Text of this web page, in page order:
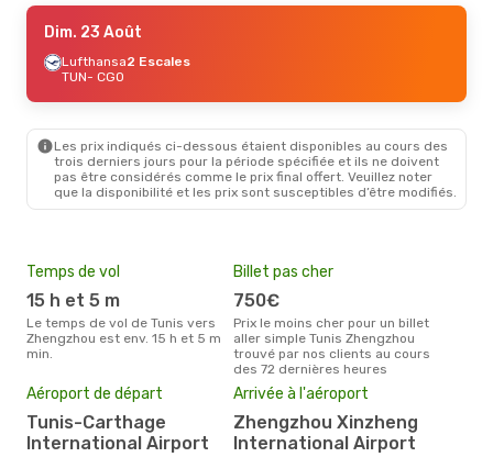
Dim. 23 Août
Lufthansa2 Escales
TUN- CGO
Les prix indiqués ci-dessous étaient disponibles au cours des
trois derniers jours pour la période spécifiée et ils ne doivent
pas être considérés comme le prix final offert. Veuillez noter
que la disponibilité et les prix sont susceptibles d’être modifiés.
Temps de vol
15 h et 5 m
Le temps de vol de Tunis vers
Zhengzhou est env. 15 h et 5 m
min.
Billet pas cher
750€
Prix le moins cher pour un billet
aller simple Tunis Zhengzhou
trouvé par nos clients au cours
des 72 dernières heures
Aéroport de départ
Tunis-Carthage
International Airport
Arrivée à l'aéroport
Zhengzhou Xinzheng
International Airport